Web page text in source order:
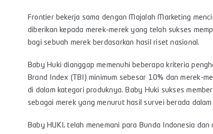
Frontier bekerja sama dengan Majalah Marketing
diberikan kepada merek-merek yang telah sukses
bagi sebuah merek berdasarkan hasil riset nasional.
Baby Huki dianggap memenuhi beberapa kriteria
Brand Index (TBI) minimum sebesar 10% dan merek-
di dalam kategori produknya. Baby Huki sukses
sebagai merek yang menurut hasil survei berada
Baby HUKI, telah menemani para Bunda Indonesia